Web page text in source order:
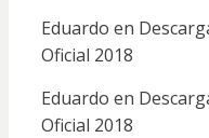
Eduardo en
Oficial 2018
Eduardo en
Oficial 2018